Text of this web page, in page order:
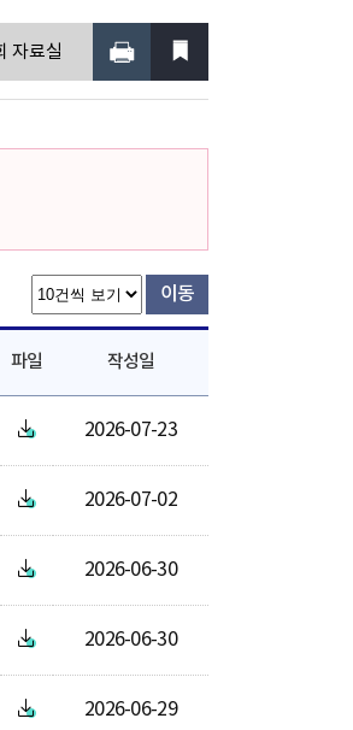
자료실
이동
파일 작성일
2026-07-23
2026-07-02
2026-06-30
2026-06-30
2026-06-29